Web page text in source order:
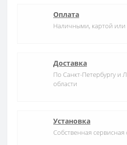
Оплата
Наличными, картой или
Доставка
По Санкт-Петербургу и
области
Установка
Собственная сервисная